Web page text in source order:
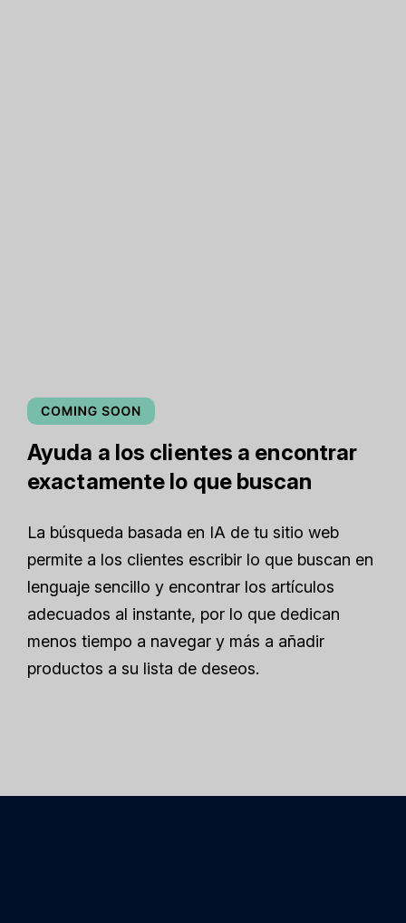
Ayuda a los clientes a encontrar
exactamente lo que buscan
La búsqueda basada en IA de tu sitio web
permite a los clientes escribir lo que buscan en
lenguaje sencillo y encontrar los artículos
adecuados al instante, por lo que dedican
menos tiempo a navegar y más a añadir
productos a su lista de deseos.